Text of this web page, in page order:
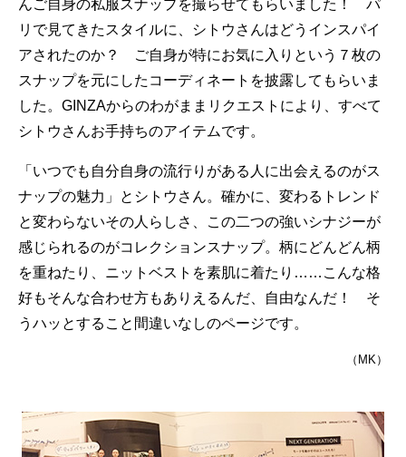
んご自身の私服スナップを撮らせてもらいました！ パ
リで見てきたスタイルに、シトウさんはどうインスパイ
アされたのか？ ご自身が特にお気に入りという７枚の
スナップを元にしたコーディネートを披露してもらいま
した。GINZAからのわがままリクエストにより、すべて
シトウさんお手持ちのアイテムです。
「いつでも自分自身の流行りがある人に出会えるのがス
ナップの魅力」とシトウさん。確かに、変わるトレンド
と変わらないその人らしさ、この二つの強いシナジーが
感じられるのがコレクションスナップ。柄にどんどん柄
を重ねたり、ニットベストを素肌に着たり……こんな格
好もそんな合わせ方もありえるんだ、自由なんだ！ そ
うハッとすること間違いなしのページです。
（MK）